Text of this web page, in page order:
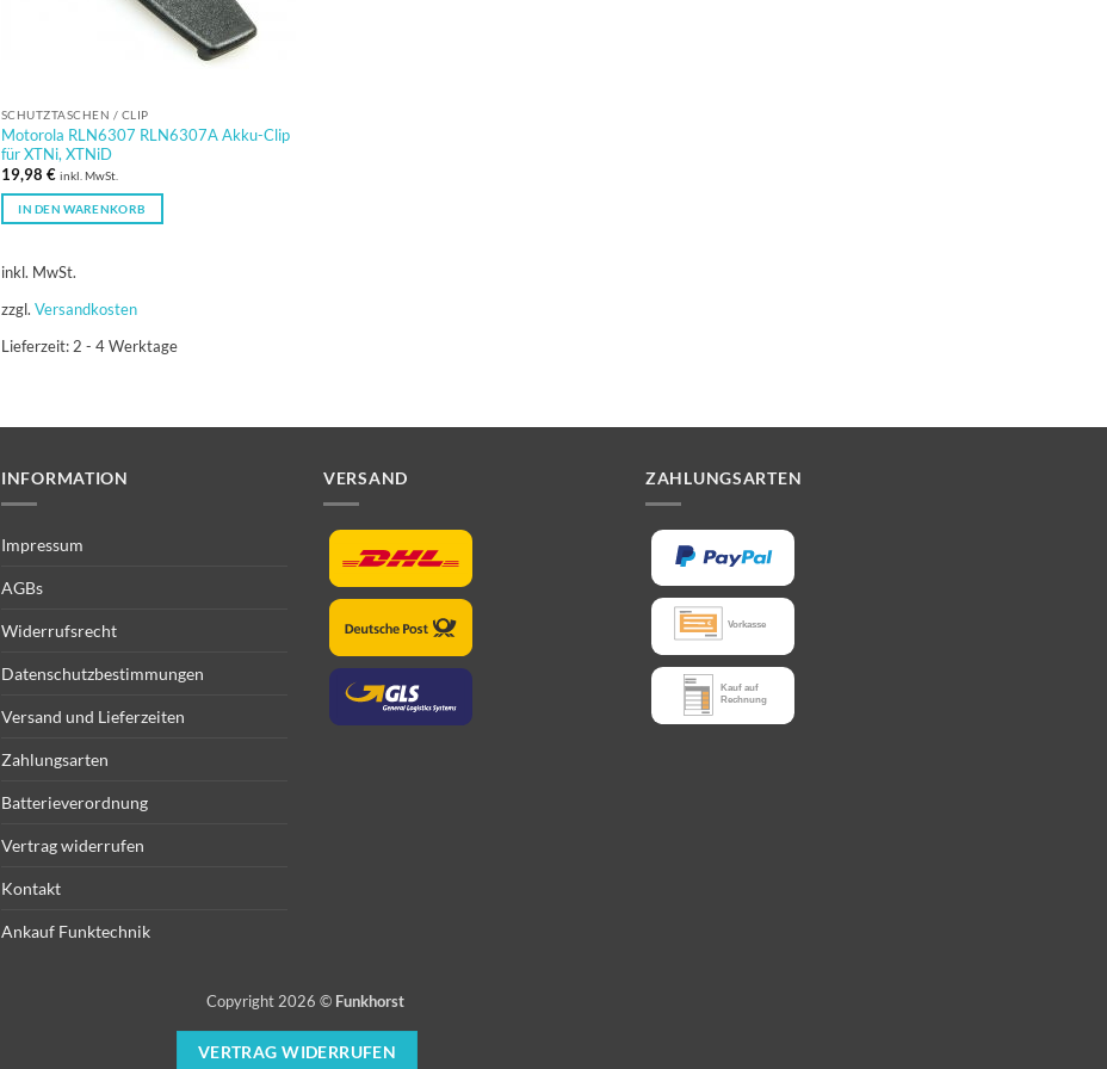
SCHUTZTASCHEN / CLIP
Motorola RLN6307 RLN6307A Akku-Clip
für XTNi, XTNiD
19,98 € inkl. MwSt.
IN DEN WARENKORB
inkl. MwSt.
zzgl. Versandkosten
Lieferzeit: 2 - 4 Werktage
INFORMATION
Impressum
AGBs
Widerrufsrecht
Datenschutzbestimmungen
Versand und Lieferzeiten
Zahlungsarten
Batterieverordnung
Vertrag widerrufen
Kontakt
Ankauf Funktechnik
VERSAND ZAHLUNGSARTEN
Copyright 2026 © Funkhorst
VERTRAG WIDERRUFEN